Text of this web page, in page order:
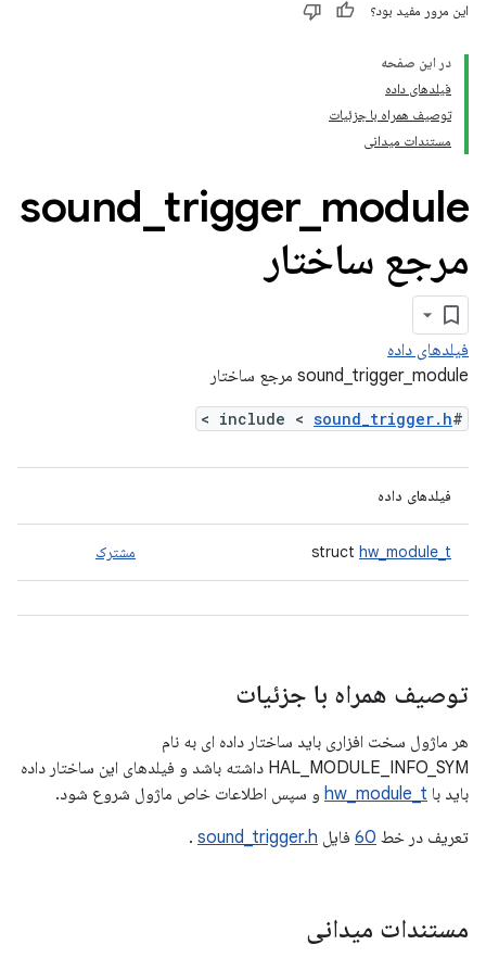
این مرور مفید بود؟
در این صفحه
فیلدهای داده
توصیف همراه با جزئیات
مستندات میدانی
sound trigger_ module
مرجع ساختار
فیلدهای داده
sound_trigger_module مرجع ساختار
#include <
sound_trigger.h
>
فیلدهای داده
struct hw_module_t مشترک
توصیف همراه با جزئیات
هر ماژول سخت افزاری باید ساختار داده ای به نام
HAL_MODULE_INFO_SYM داشته باشد و فیلدهای این ساختار داده
باید با hw_module_t و سپس اطلاعات خاص ماژول شروع شود.
تعریف در خط 60 فایل sound_trigger.h
.
مستندات میدانی